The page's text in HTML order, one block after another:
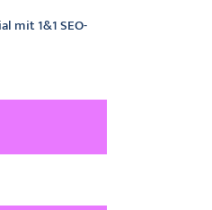
mit 1&1 SEO-